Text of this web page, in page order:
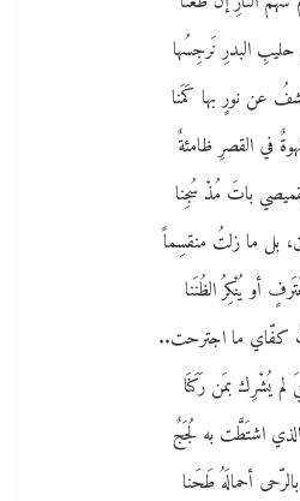
البدرِ نَرجِسُها
عن نورٍ بها كَمَنا
في القصرِ ظامئةٌ
باتَ مُذْ سُجِنا
بل ما زلتُ منقسِماً
أو يُنْكِرُ الظُنَنا
كفّاي ما اجترحت..
لم يُشْرِك بمَن رَكَنَا
اشتَطَّت به لُجَجٌ
أحمالَهُ طَحَنا